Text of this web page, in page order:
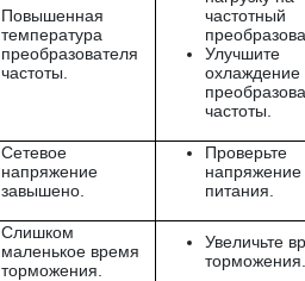
Повышенная
температура
преобразователя
частоты.
частотный
Улучшите
охлаждение
частоты.
Сетевое
напряжение
завышено.
Проверьте
напряжение
питания.
Слишком
маленькое время
торможения.
Увеличьте
торможения.